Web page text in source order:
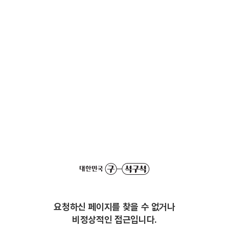
요청하신 페이지를 찾을 수 없거나
비정상적인 접근입니다.